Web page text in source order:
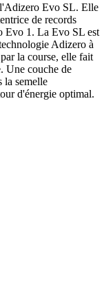
l'Adizero Evo SL. Elle
de records
Evo 1. La Evo SL est
Adizero à
la course, elle fait
Une couche de
semelle
d'énergie optimal.